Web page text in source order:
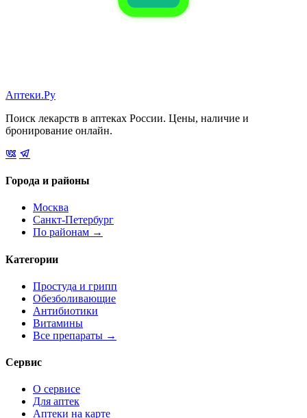
Аптеки.Ру
Поиск лекарств в аптеках России. Цены, наличие и
бронирование онлайн.
Города и районы
Москва
Санкт-Петербург
По районам →
Категории
Простуда и грипп
Обезболивающие
Антибиотики
Витамины
Все препараты →
Сервис
О сервисе
Для аптек
Аптеки на карте